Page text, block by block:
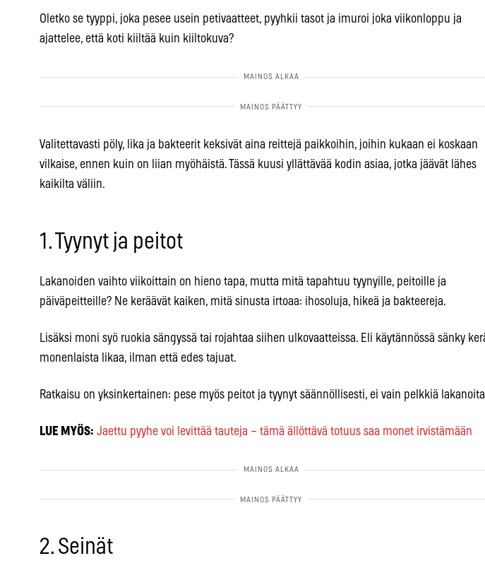
Oletko se tyyppi, joka pesee usein petivaatteet, pyyhkii tasot ja imuroi joka viikonloppu ja
ajattelee, että koti kiiltää kuin kiiltokuva?
Valitettavasti pöly, lika ja bakteerit keksivät aina reittejä paikkoihin, joihin kukaan ei koskaan
vilkaise, ennen kuin on liian myöhäistä. Tässä kuusi yllättävää kodin asiaa, jotka jäävät lähes
kaikilta väliin.
1. Tyynyt ja peitot
Lakanoiden vaihto viikoittain on hieno tapa, mutta mitä tapahtuu tyynyille, peitoille ja
päiväpeitteille? Ne keräävät kaiken, mitä sinusta irtoaa: ihosoluja, hikeä ja bakteereja.
Lisäksi moni syö ruokia sängyssä tai rojahtaa siihen ulkovaatteissa. Eli käytännössä sänky
monenlaista likaa, ilman että edes tajuat.
Ratkaisu on yksinkertainen: pese myös peitot ja tyynyt säännöllisesti, ei vain pelkkiä
LUE MYÖS: Jaettu pyyhe voi levittää tauteja – tämä ällöttävä totuus saa monet irvistämään
2. Seinät